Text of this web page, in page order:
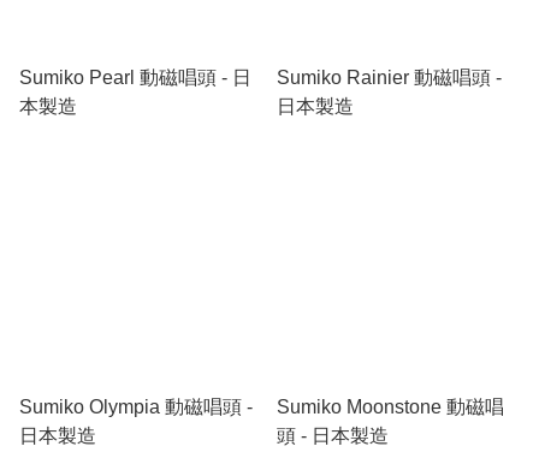
Sumiko Pearl 動磁唱頭 - 日
本製造
Sumiko Rainier 動磁唱頭 -
日本製造
Sumiko Olympia 動磁唱頭 -
日本製造
Sumiko Moonstone 動磁唱
頭 - 日本製造